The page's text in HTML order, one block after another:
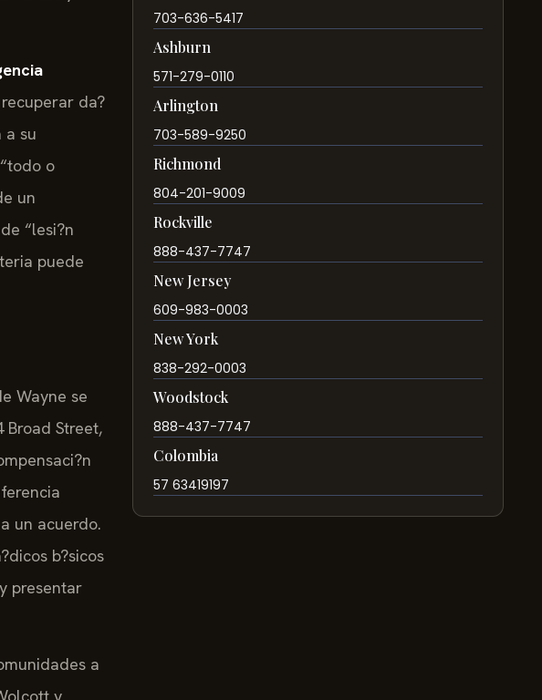
da?
a su
o
un
“lesi?n
puede
Wayne se
Broad Street,
un acuerdo.
b?sicos
presentar
a
703-636-5417
Ashburn
571-279-0110
Arlington
703-589-9250
Richmond
804-201-9009
Rockville
888-437-7747
New Jersey
609-983-0003
New York
838-292-0003
Woodstock
888-437-7747
Colombia
57 63419197